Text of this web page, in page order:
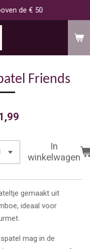
de € 50
Friends
In
winkelwagen
gemaakt uit
ideaal voor
mag in de